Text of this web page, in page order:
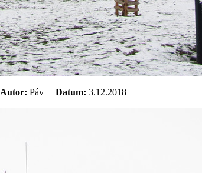
Autor: Páv Datum: 3.12.2018